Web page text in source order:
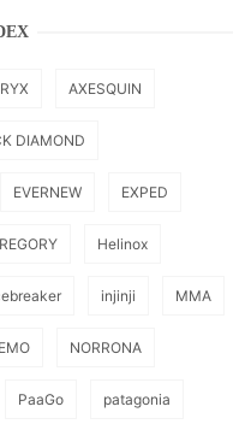
AXESQUIN
DIAMOND
EVERNEW EXPED
Helinox
injinji MMA
NORRONA
PaaGo patagonia